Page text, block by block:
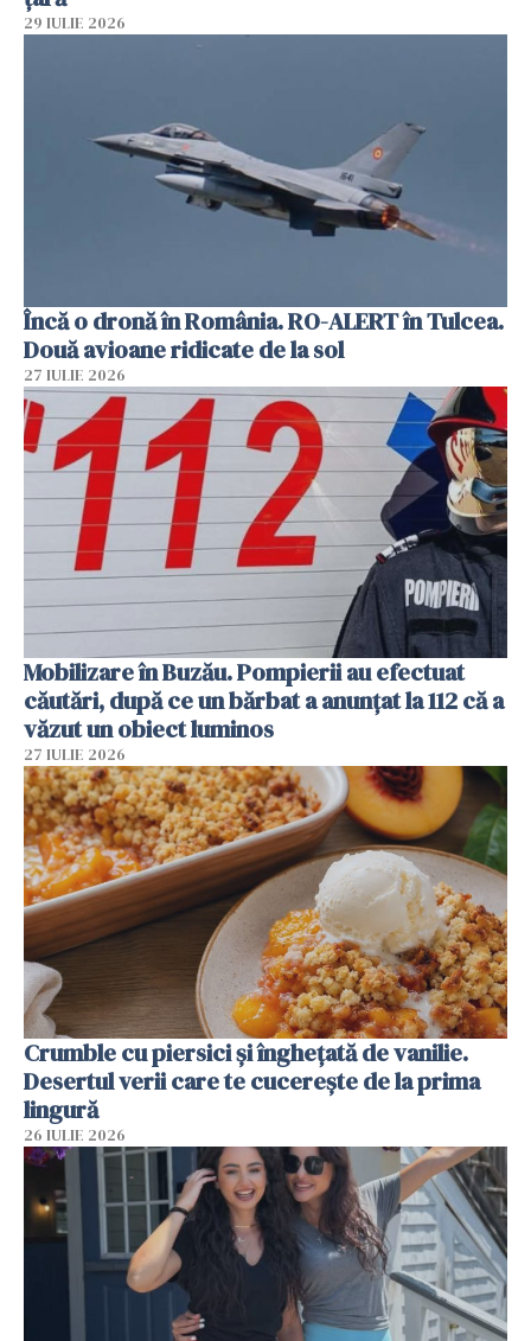
29 IULIE 2026
Încă o dronă în România. RO-ALERT în Tulcea.
Două avioane ridicate de la sol
27 IULIE 2026
Mobilizare în Buzău. Pompierii au efectuat
căutări, după ce un bărbat a anunțat la 112 că a
văzut un obiect luminos
27 IULIE 2026
Crumble cu piersici și înghețată de vanilie.
Desertul verii care te cucerește de la prima
lingură
26 IULIE 2026